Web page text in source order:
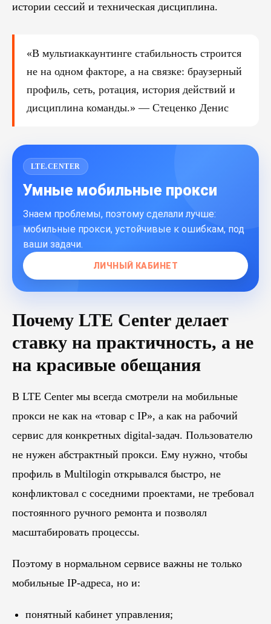
истории сессий и техническая дисциплина.
«В мультиаккаунтингe стабильность строится
не на одном факторе, а на связке: браузерный
профиль, сеть, ротация, история действий и
дисциплина команды.» — Стеценко Денис
LTE.CENTER
Умные мобильные прокси
Знаем проблемы, поэтому сделали лучше:
мобильные прокси, устойчивые к ошибкам, под
ваши задачи.
ЛИЧНЫЙ КАБИНЕТ
Почему LTE Center делает
ставку на практичность, а не
на красивые обещания
В LTE Center мы всегда смотрели на мобильные
прокси не как на «товар с IP», а как на рабочий
сервис для конкретных digital-задач. Пользователю
не нужен абстрактный прокси. Ему нужно, чтобы
профиль в Multilogin открывался быстро, не
конфликтовал с соседними проектами, не требовал
постоянного ручного ремонта и позволял
масштабировать процессы.
Поэтому в нормальном сервисе важны не только
мобильные IP-адреса, но и:
понятный кабинет управления;
Похожиестатьи
ПЕРЕЙТИ В БЛОГ